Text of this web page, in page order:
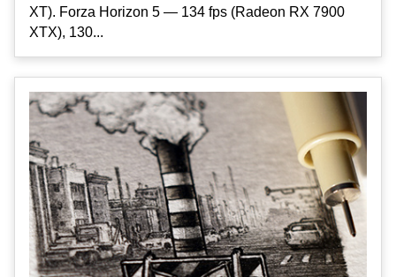
XT). Forza Horizon 5 — 134 fps (Radeon RX 7900
XTX), 130...